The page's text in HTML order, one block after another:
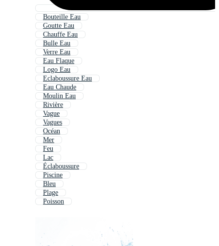
Bouteille Eau
Goutte Eau
Chauffe Eau
Bulle Eau
Verre Eau
Eau Flaque
Logo Eau
Eclaboussure Eau
Eau Chaude
Moulin Eau
Rivière
Vague
Vagues
Océan
Mer
Feu
Lac
Éclaboussure
Piscine
Bleu
Plage
Poisson